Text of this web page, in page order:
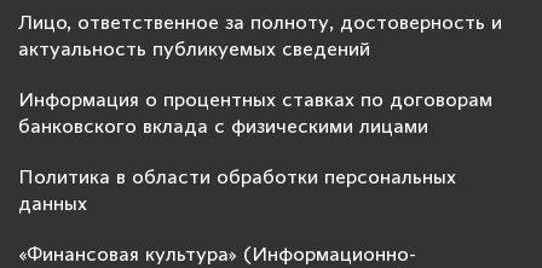
Лицо, ответственное за полноту, достоверность и
актуальность публикуемых сведений
Информация о процентных ставках по договорам
банковского вклада с физическими лицами
Политика в области обработки персональных
данных
«Финансовая культура» (Информационно-